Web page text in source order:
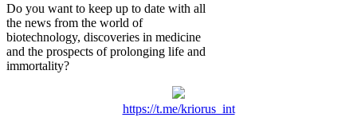
Do you want to keep up to date with all
the news from the world of
biotechnology, discoveries in medicine
and the prospects of prolonging life and
immortality?
https://t.me/kriorus_int